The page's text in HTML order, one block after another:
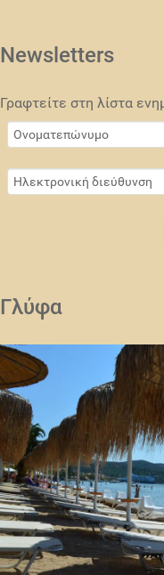
Newsletters
Γραφτείτε στη λίστα
Γλύφα